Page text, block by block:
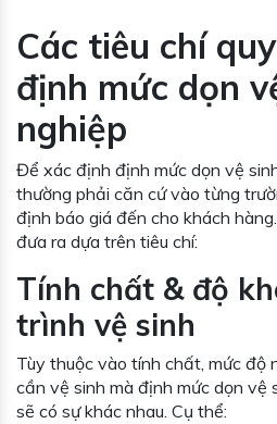
Các tiêu chí
định mức dọn
nghiệp
Để xác định định mức dọn vệ
thường phải căn cứ vào từng
định báo giá đến cho khách
đưa ra dựa trên tiêu chí:
Tính chất & độ
trình vệ sinh
Tùy thuộc vào tính chất, mức độ
cần vệ sinh mà định mức dọn vệ
sẽ có sự khác nhau. Cụ thể: